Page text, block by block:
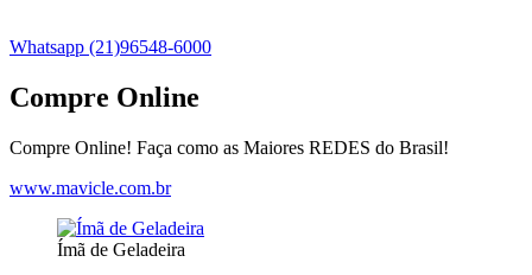
Whatsapp (21)96548-6000
Compre Online
Compre Online! Faça como as Maiores REDES do Brasil!
www.mavicle.com.br
Ímã de Geladeira